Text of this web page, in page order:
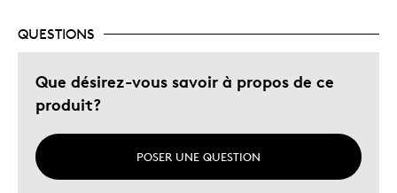
QUESTIONS
Que désirez-vous savoir à propos de ce
produit?
POSER UNE QUESTION